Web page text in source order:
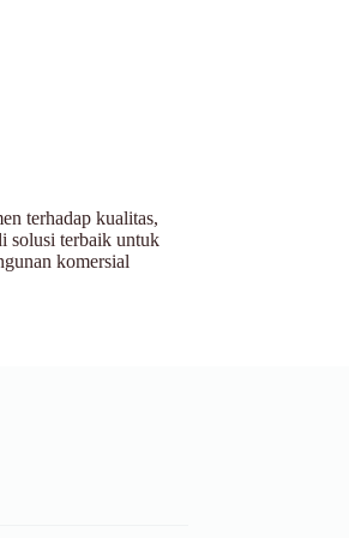
terhadap kualitas,
solusi terbaik untuk
komersial